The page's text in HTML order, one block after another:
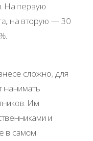
На первую
на вторую — 30
сложно, для
нанимать
Им
и
в самом